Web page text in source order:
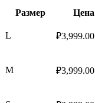
Размер Цена
L ₽3,999.00
M ₽3,999.00